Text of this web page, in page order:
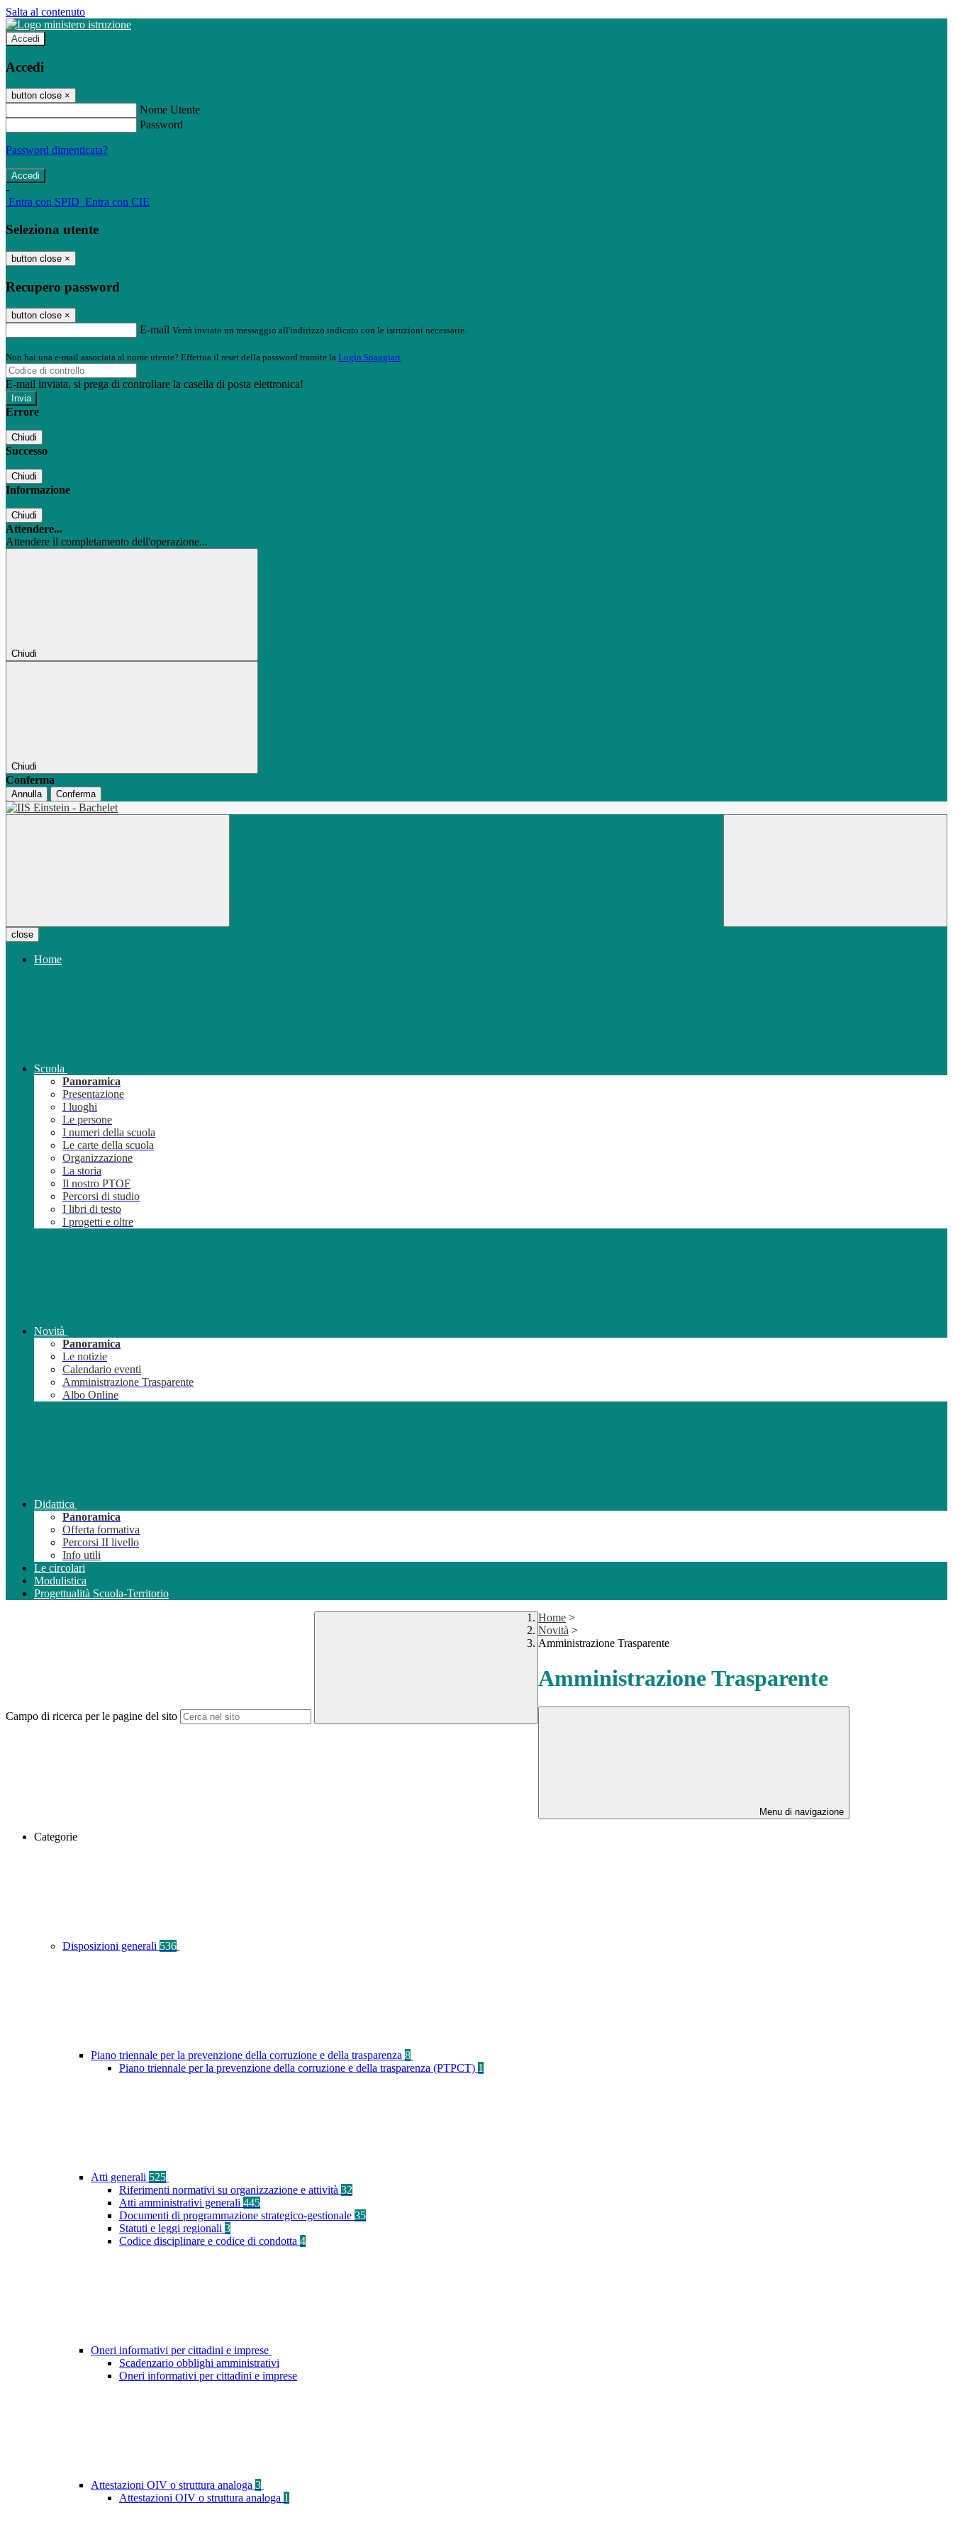
Salta al contenuto
Accedi
Accedi
button close ×
Nome Utente
Password
Password dimenticata?
-
Entra con SPID Entra con CIE
Seleziona utente
button close ×
Recupero password
button close ×
E-mail Verrà inviato un messaggio all'indirizzo indicato con le istruzioni necessarie.
Non hai una e-mail associata al nome utente? Effettua il reset della password tramite la Login Spaggiari
E-mail inviata, si prega di controllare la casella di posta elettronica!
Errore
Chiudi
Successo
Chiudi
Informazione
Chiudi
Attendere...
Attendere il completamento dell'operazione...
Chiudi
Chiudi
Conferma
Annulla Conferma
close
Home
Scuola
Panoramica
Presentazione
I luoghi
Le persone
I numeri della scuola
Le carte della scuola
Organizzazione
La storia
Il nostro PTOF
Percorsi di studio
I libri di testo
I progetti e oltre
Novità
Panoramica
Le notizie
Calendario eventi
Amministrazione Trasparente
Albo Online
Didattica
Panoramica
Offerta formativa
Percorsi II livello
Info utili
Le circolari
Modulistica
Progettualità Scuola-Territorio
Campo di ricerca per le pagine del sito
Home >
Novità >
Amministrazione Trasparente
Amministrazione Trasparente
Menu di navigazione
Categorie
Disposizioni generali 536
Piano triennale per la prevenzione della corruzione e della trasparenza 8
Piano triennale per la prevenzione della corruzione e della trasparenza (PTPCT) 1
Atti generali 525
Riferimenti normativi su organizzazione e attività 32
Atti amministrativi generali 445
Documenti di programmazione strategico-gestionale 35
Statuti e leggi regionali 3
Codice disciplinare e codice di condotta 4
Oneri informativi per cittadini e imprese
Scadenzario obblighi amministrativi
Oneri informativi per cittadini e imprese
Attestazioni OIV o struttura analoga 3
Attestazioni OIV o struttura analoga 1